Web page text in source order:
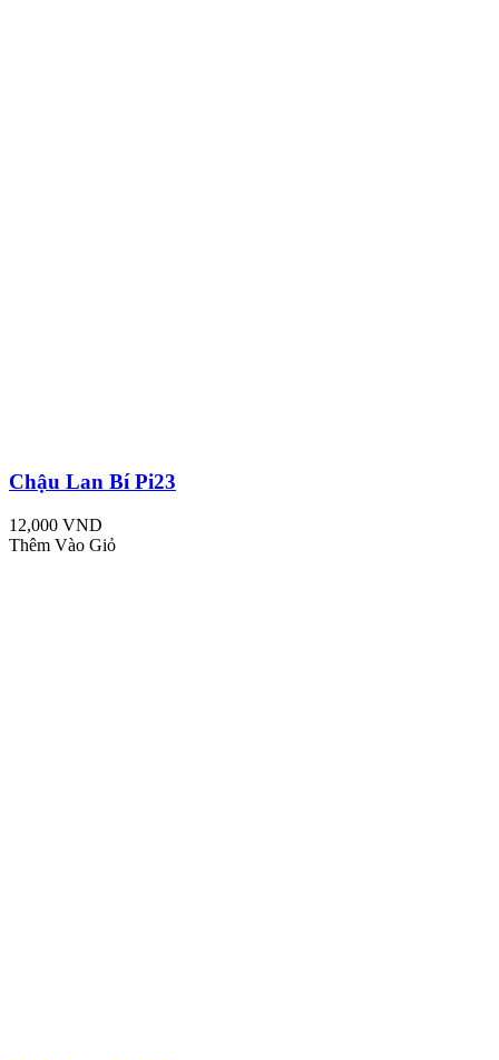
Chậu Lan Bí Pi23
12,000 VND
Thêm Vào Giỏ